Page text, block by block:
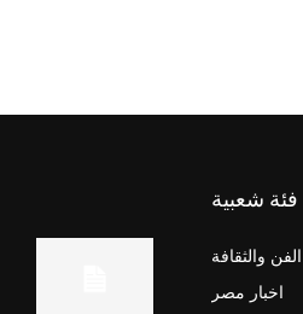
فئة شعبية
الفن والثقافة
اخبار مصر